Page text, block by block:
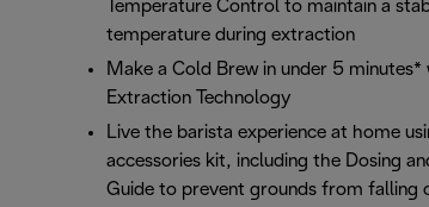
Temperature Control to maintain a
temperature during extraction
Make a Cold Brew in under 5 minutes*
Extraction Technology
Live the barista experience at home
accessories kit, including the Dosing
Guide to prevent grounds from falling